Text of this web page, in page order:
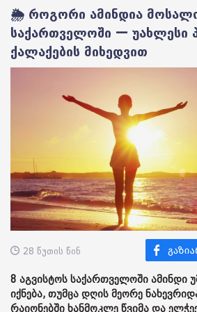
🌦️ როგორი ამინდია
საქართველოში — უახლესი
ქალაქების მიხედვით
28 წუთის წინ
8 აგვისტოს საქართველოში ამინდი
იქნება, თუმცა დღის მეორე
რაიონებში ხანმოკლე წვიმა და